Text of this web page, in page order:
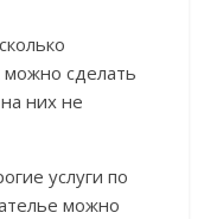
сделать
них не
услуги по
можно